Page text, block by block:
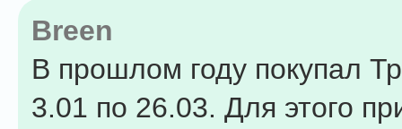
Breen
В прошлом году покупал
3.01 по 26.03. Для этого